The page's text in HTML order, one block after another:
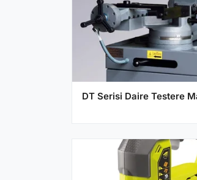
DT Serisi Daire Testere